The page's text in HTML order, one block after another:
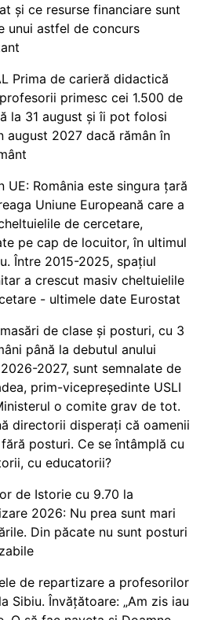
și ce resurse financiare sunt
unui astfel de concurs
Prima de carieră didactică
primesc cei 1.500 de
la 31 august și îi pot folosi
august 2027 dacă rămân în
UE: România este singura țară
Uniune Europeană care a
de cercetare,
pe cap de locuitor, în ultimul
Între 2015-2025, spațiul
a crescut masiv cheltuielile
- ultimele date Eurostat
de clase și posturi, cu 3
până la debutul anului
2027, sunt semnalate de
prim-vicepreședinte USLI
o comite grav de tot.
directorii disperați că oamenii
posturi. Ce se întâmplă cu
cu educatorii?
de Istorie cu 9.70 la
2026: Nu prea sunt mari
Din păcate nu sunt posturi
de repartizare a profesorilor
Sibiu. Învățătoare: „Am zis iau